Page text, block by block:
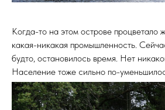
Когда-то на этом острове процветало
какая-никакая промышленность.
будто, остановилось время. Нет
Население тоже сильно по-